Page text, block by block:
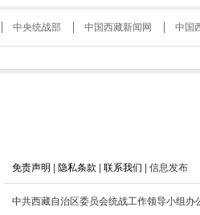
中央统战部 中国西藏新闻网 中国
免责声明 隐私条款 联系我们 | 信息发布
中共西藏自治区委员会统战工作领导小组